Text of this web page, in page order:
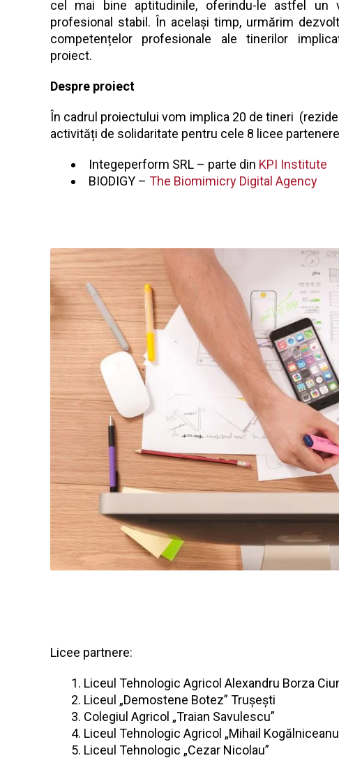
cel mai bine aptitudinile, oferindu-le astfel un
profesional stabil. În același timp, urmărim
competențelor profesionale ale tinerilor
proiect.
Despre proiect
În cadrul proiectului vom implica 20 de tineri
activități de solidaritate pentru cele 8 licee
Integeperform SRL – parte din KPI Institute
BIODIGY – The Biomimicry Digital Agency
Licee partnere:
Liceul Tehnologic Agricol Alexandru Borza
Liceul „Demostene Botez” Trușești
Colegiul Agricol „Traian Savulescu”
Liceul Tehnologic Agricol „Mihail
Liceul Tehnologic „Cezar Nicolau”